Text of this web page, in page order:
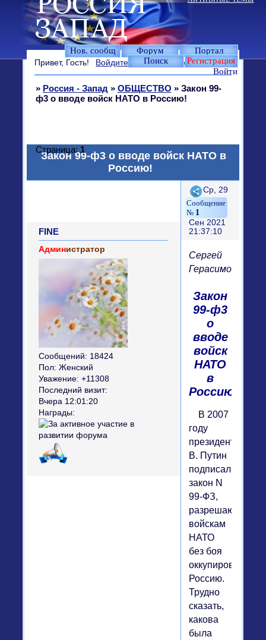
Нов. сообщ Форум
Портал
Поиск
Регистрация
Войти
Привет, Гость! Войдите илизарегистрируйтесь.
» Россия - Запад » ОБЩЕСТВО » Закон 99-
ф3 о вводе войск НАТО в Россию!
Закон 99-ф3 о вводе войск НАТО в
Россию!
Страница: 1
Поделиться
1
Ср, 29
Сен 2021
21:37:10
FINE
Администратор
Сообщений: 18424
Пол: Женский
Уважение: +11308
Последний визит:
Вчера 12:01:20
Награды:
Сергей
Герасимов
Закон
99-ф3
о
вводе
войск
НАТО
в
Россию!
В 2007
году
президент
В. Путин
подписал
закон N
99-ФЗ,
разрешающий
войскам
НАТО
без боя
оккупировать
Россию.
Трудно
сказать,
какова
была